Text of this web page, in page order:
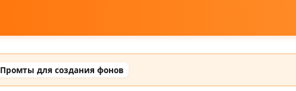
Промты для создания фонов